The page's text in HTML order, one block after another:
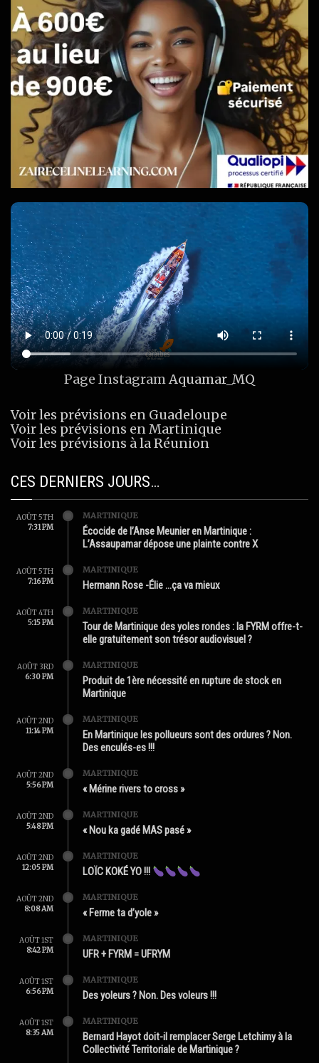
Page InstagramAquamar_MQ
Voir les prévisions en Guadeloupe
Voir les prévisions en Martinique
Voir les prévisions à la Réunion
CES DERNIERS JOURS…
AOÛT 5TH
7:31 PM
MARTINIQUE
Écocide de l’Anse Meunier en Martinique :
L’Assaupamar dépose une plainte contre X
AOÛT 5TH
7:16 PM
MARTINIQUE
Hermann Rose -Élie …ça va mieux
AOÛT 4TH
5:15 PM
MARTINIQUE
Tour de Martinique des yoles rondes : la FYRM offre-t-
elle gratuitement son trésor audiovisuel ?
AOÛT 3RD
6:30 PM
MARTINIQUE
Produit de 1ère nécessité en rupture de stock en
Martinique
AOÛT 2ND
11:14 PM
MARTINIQUE
En Martinique les pollueurs sont des ordures ? Non.
Des enculés-es !!!
AOÛT 2ND
5:56 PM
MARTINIQUE
« Mérine rivers to cross »
AOÛT 2ND
5:48 PM
MARTINIQUE
« Nou ka gadé MAS pasé »
AOÛT 2ND
12:05 PM
MARTINIQUE
LOÏC KOKÉ YO !!!
AOÛT 2ND
8:08 AM
MARTINIQUE
« Ferme ta d’yole »
AOÛT 1ST
8:42 PM
MARTINIQUE
UFR + FYRM = UFRYM
AOÛT 1ST
6:56 PM
MARTINIQUE
Des yoleurs ? Non. Des voleurs !!!
AOÛT 1ST
8:35 AM
MARTINIQUE
Bernard Hayot doit-il remplacer Serge Letchimy à la
Collectivité Territoriale de Martinique ?